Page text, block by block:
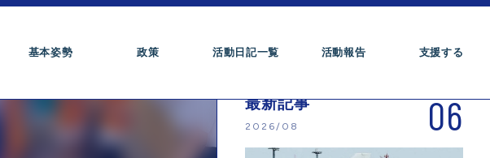
基本姿勢 政策 活動日記一覧 活動報告 支援する
最新記事
2026/08 06